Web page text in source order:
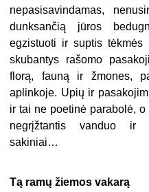
nepasisavindamas,
dunksančią jūros
egzistuoti ir suptis
skubantys rašomo
florą, fauną ir žmones,
aplinkoje. Upių ir
ir tai ne poetinė parabolė,
negrįžtantis vanduo ir
sakiniai…
Tą ramų žiemos vakarą